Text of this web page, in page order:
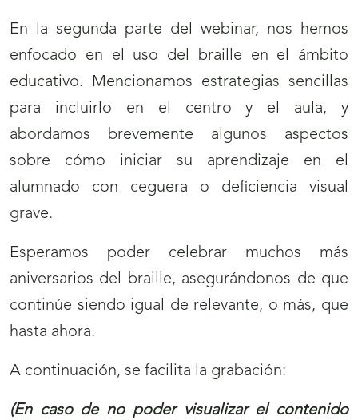
En la segunda parte del webinar, nos hemos
enfocado en el uso del braille en el ámbito
educativo. Mencionamos estrategias sencillas
para incluirlo en el centro y el aula, y
abordamos brevemente algunos aspectos
sobre cómo iniciar su aprendizaje en el
alumnado con ceguera o deficiencia visual
grave.
Esperamos poder celebrar muchos más
aniversarios del braille, asegurándonos de que
continúe siendo igual de relevante, o más, que
hasta ahora.
A continuación, se facilita la grabación:
(En caso de no poder visualizar el contenido